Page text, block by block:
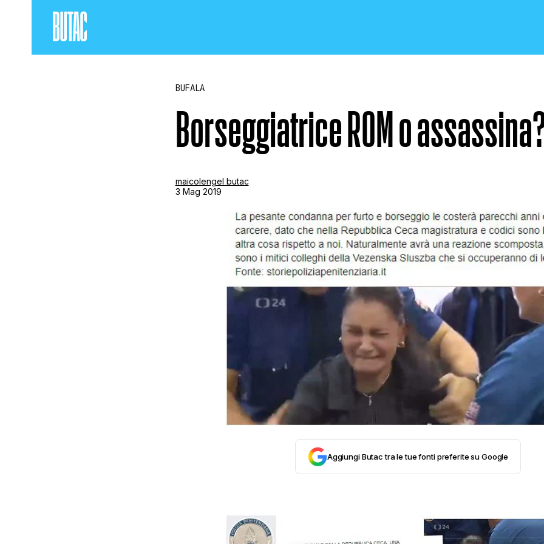
SALUTE E MEDICINA
STORIA E CITAZIONI
INTRATTENIMENTO
COMPLOTTI, LEGGENDE URBANE ED
EDITORIALI
TRUFFE E SOCIAL NETWORK
BUFALA
Borseggiatrice ROM o
maicolengel butac
3 Mag 2019
Aggiungi Butac tra le tue fonti preferite su Google